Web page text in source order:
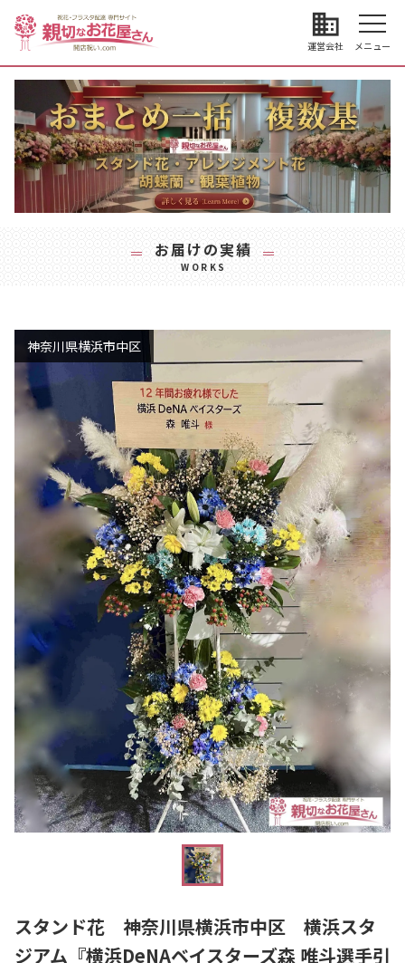
business
運営会社 メニュー
お届けの実績
WORKS
神奈川県横浜市中区
スタンド花 神奈川県横浜市中区 横浜スタ
ジアム『横浜DeNAベイスターズ森 唯斗選手引